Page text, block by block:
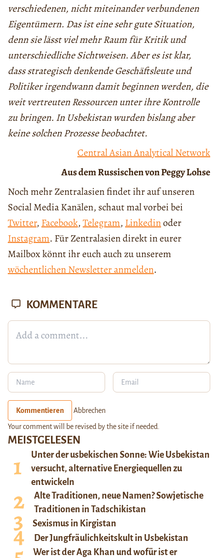
verschiedenen, nicht miteinander verbundenen
Eigentümern. Das ist eine sehr gute Situation,
denn sie lässt viel mehr Raum für Kritik und
unterschiedliche Sichtweisen. Aber es ist klar,
dass strategisch denkende Geschäftsleute und
Politiker irgendwann damit beginnen werden, die
weit vertreuten Ressourcen unter ihre Kontrolle
zu bringen. In Usbekistan wurden bislang aber
keine solchen Prozesse beobachtet.
Central Asian Analytical Network
Aus dem Russischen von Peggy Lohse
Noch mehr Zentralasien findet ihr auf unseren
Social Media Kanälen, schaut mal vorbei bei
Twitter, Facebook,Telegram, Linkedinoder
Instagram. Für Zentralasien direkt in eurer
Mailbox könnt ihr euch auch zu unserem
wöchentlichen Newsletter anmelden.
MEISTGELESEN
Unter der usbekischen Sonne: Wie Usbekistan
versucht, alternative Energiequellen zu
entwickeln
Alte Traditionen, neue Namen? Sowjetische
Traditionen in Tadschikistan
Sexismus in Kirgistan
Der Jungfräulichkeitskult in Usbekistan
Wer ist der Aga Khan und wofür ist er
KOMMENTARE
Kommentieren Abbrechen
Your comment will be revised by the site if needed.